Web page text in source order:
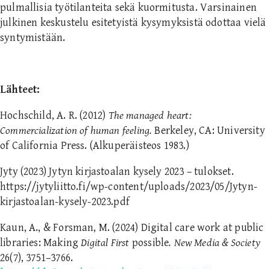
pulmallisia työtilanteita sekä kuormitusta. Varsinainen
julkinen keskustelu esitetyistä kysymyksistä odottaa vielä
syntymistään.
Lähteet:
Hochschild, A. R. (2012) The managed heart:
Commercialization of human feeling. Berkeley, CA: University
of California Press. (Alkuperäisteos 1983.)
Jyty (2023) Jytyn kirjastoalan kysely 2023 – tulokset.
https://jytyliitto.fi/wp-content/uploads/2023/05/Jytyn-
kirjastoalan-kysely-2023.pdf
Kaun, A., & Forsman, M. (2024) Digital care work at public
libraries: MakingDigital First possible. New Media & Society
26(7), 3751–3766.